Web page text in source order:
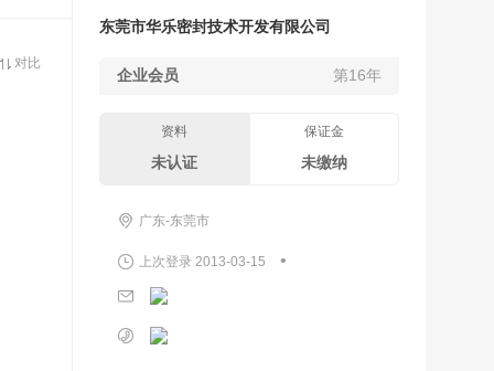
对比
东莞市华乐密封技术开发有限公司
企业会员 第16年
资料
未认证
保证金
未缴纳
广东-东莞市
上次登录 2013-03-15 •